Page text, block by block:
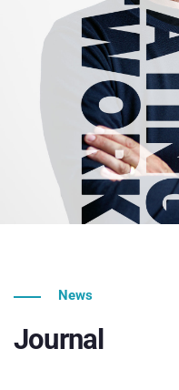
News
Journal